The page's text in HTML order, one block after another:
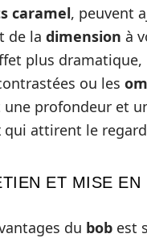
caramel, peuvent
de la dimension à
plus dramatique,
ou les
profondeur et
qui attirent le
ET MISE EN
du bob est